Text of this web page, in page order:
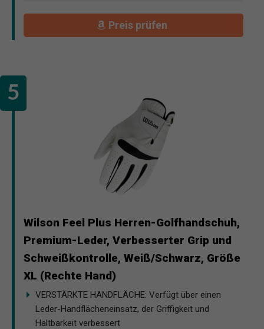
Preis prüfen
Wilson Feel Plus Herren-Golfhandschuh,
Premium-Leder, Verbesserter Grip und
Schweißkontrolle, Weiß/Schwarz, Größe
XL (Rechte Hand)
VERSTÄRKTE HANDFLÄCHE: Verfügt über einen
Leder-Handflächeneinsatz, der Griffigkeit und
Haltbarkeit verbessert